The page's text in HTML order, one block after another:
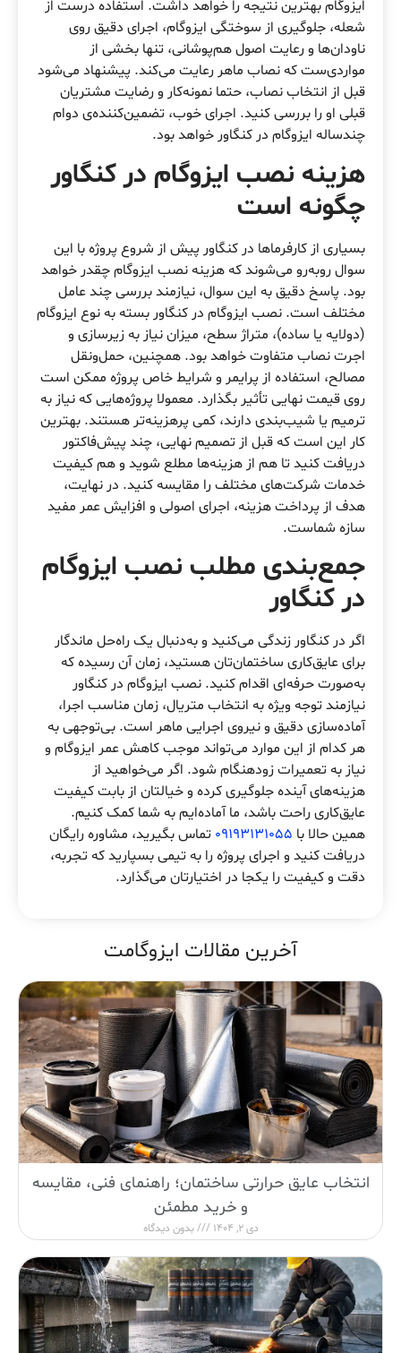
ایزوگام بهترین نتیجه را خواهد داشت. استفاده درست از
شعله، جلوگیری از سوختگی ایزوگام، اجرای دقیق روی
ناودان‌ها و رعایت اصول هم‌پوشانی، تنها بخشی از
مواردی‌ست که نصاب ماهر رعایت می‌کند. پیشنهاد می‌شود
قبل از انتخاب نصاب، حتما نمونه‌کار و رضایت مشتریان
قبلی او را بررسی کنید. اجرای خوب، تضمین‌کننده‌ی دوام
چندساله ایزوگام در کنگاور خواهد بود.
هزینه نصب ایزوگام‌ در کنگاور
چگونه است
بسیاری از کارفرماها در کنگاور پیش از شروع پروژه با این
سوال روبه‌رو می‌شوند که هزینه نصب ایزوگام چقدر خواهد
بود. پاسخ دقیق به این سوال، نیازمند بررسی چند عامل
مختلف است. نصب ایزوگام در کنگاور بسته به نوع ایزوگام
(دولایه یا ساده)، متراژ سطح، میزان نیاز به زیرسازی و
اجرت نصاب متفاوت خواهد بود. همچنین، حمل‌ونقل
مصالح، استفاده از پرایمر و شرایط خاص پروژه ممکن است
روی قیمت نهایی تأثیر بگذارد. معمولا پروژه‌هایی که نیاز به
ترمیم یا شیب‌بندی دارند، کمی پرهزینه‌تر هستند. بهترین
کار این است که قبل از تصمیم نهایی، چند پیش‌فاکتور
دریافت کنید تا هم از هزینه‌ها مطلع شوید و هم کیفیت
خدمات شرکت‌های مختلف را مقایسه کنید. در نهایت،
هدف از پرداخت هزینه، اجرای اصولی و افزایش عمر مفید
سازه شماست.
جمع‌بندی مطلب نصب ایزوگام
در کنگاور
اگر در کنگاور زندگی می‌کنید و به‌دنبال یک راه‌حل ماندگار
برای عایق‌کاری ساختمان‌تان هستید، زمان آن رسیده که
به‌صورت حرفه‌ای اقدام کنید. نصب ایزوگام در کنگاور
نیازمند توجه ویژه به انتخاب متریال، زمان مناسب اجرا،
آماده‌سازی دقیق و نیروی اجرایی ماهر است. بی‌توجهی به
هر کدام از این موارد می‌تواند موجب کاهش عمر ایزوگام و
نیاز به تعمیرات زودهنگام شود. اگر می‌خواهید از
هزینه‌های آینده جلوگیری کرده و خیالتان از بابت کیفیت
عایق‌کاری راحت باشد، ما آماده‌ایم به شما کمک کنیم.
همین حالا با 09193131055 تماس بگیرید، مشاوره رایگان
دریافت کنید و اجرای پروژه را به تیمی بسپارید که تجربه،
دقت و کیفیت را یکجا در اختیارتان می‌گذارد.
آخرین مقالات ایزوگامت
انتخاب عایق حرارتی ساختمان؛ راهنمای فنی، مقایسه
و خرید مطمئن
دی 2, 1404 بدون دیدگاه